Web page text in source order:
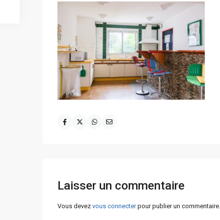
Laisser un commentaire
Vous devez vous connecterpour publier un commentaire.